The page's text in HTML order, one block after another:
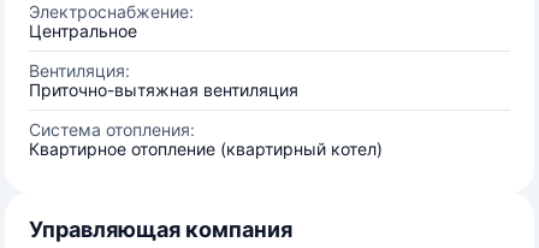
Электроснабжение:
Центральное
Вентиляция:
Приточно-вытяжная вентиляция
Система отопления:
Квартирное отопление (квартирный котел)
Управляющая компания